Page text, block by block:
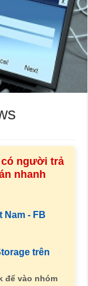
có người trả
nhanh
Nam - FB
trên
để vào nhóm